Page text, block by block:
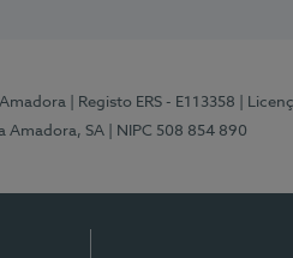
| Registo ERS - E113358 |
Amadora, SA
| NIPC 508 854 890